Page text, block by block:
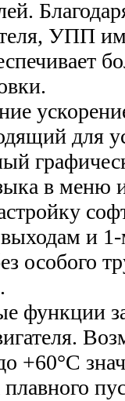
УПП
для
в меню
и 1-
особого
функции
+60°С